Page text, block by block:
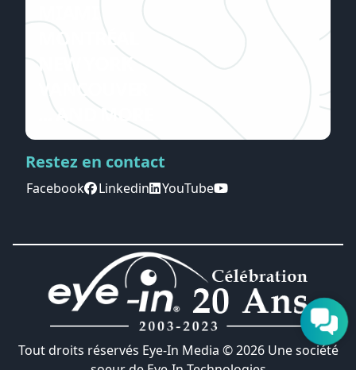
Restez en contact
Facebook Linkedin YouTube
Tout droits réservés Eye-In Media ©2026 Une société